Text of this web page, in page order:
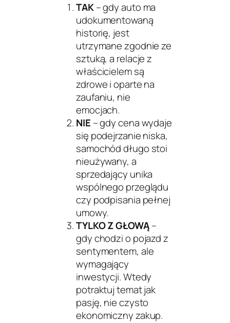
TAK– gdy auto ma
udokumentowaną
historię, jest
utrzymane zgodnie ze
sztuką, a relacje z
właścicielem są
zdrowe i oparte na
zaufaniu, nie
emocjach.
NIE – gdy cena wydaje
się podejrzanie niska,
samochód długo stoi
nieużywany, a
sprzedający unika
wspólnego przeglądu
czy podpisania pełnej
umowy.
TYLKO Z GŁOWĄ–
gdy chodzi o pojazd z
sentymentem, ale
wymagający
inwestycji. Wtedy
potraktuj temat jak
pasję, nie czysto
ekonomiczny zakup.